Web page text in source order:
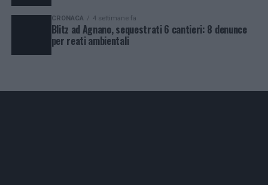
CRONACA 4 settimane fa
Blitz ad Agnano, sequestrati 6 cantieri: 8 denunce
per reati ambientali